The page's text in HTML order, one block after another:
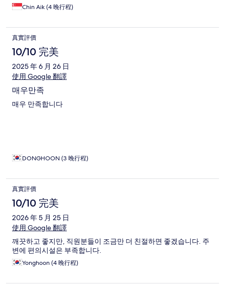
Chin Aik (4 晚行程)
真實評價
10/10 完美
2025 年 6 月 26 日
使用 Google 翻譯
매우만족
매우 만족합니다
DONGHOON (3 晚行程)
真實評價
10/10 完美
2026 年 5 月 25 日
使用 Google 翻譯
깨끗하고 좋지만, 직원분들이 조금만 더 친절하면 좋겠습니다. 주
변에 편의시설은 부족합니다.
Yonghoon (4 晚行程)